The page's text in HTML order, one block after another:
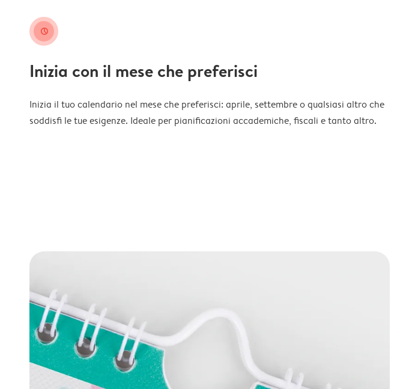
clock
Inizia con il mese che preferisci
Inizia il tuo calendario nel mese che preferisci: aprile, settembre o qualsiasi altro che
soddisfi le tue esigenze. Ideale per pianificazioni accademiche, fiscali e tanto altro.